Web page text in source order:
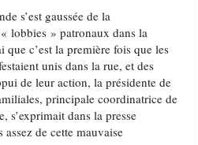
s’est gaussée de la
lobbies » patronaux dans la
c’est la première fois que les
unis dans la rue, et des
de leur action, la présidente de
principale coordinatrice de
s’exprimait dans la presse
de cette mauvaise